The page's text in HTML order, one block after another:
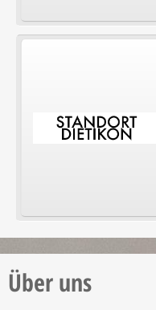
Über uns